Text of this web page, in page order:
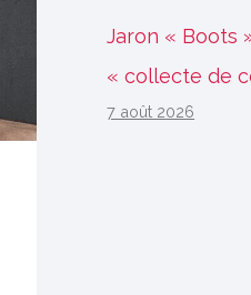
Jaron « Boots
« collecte de
7 août 2026